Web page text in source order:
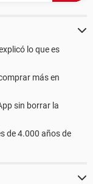
lo que es
más en
sin borrar la
de 4.000 años de